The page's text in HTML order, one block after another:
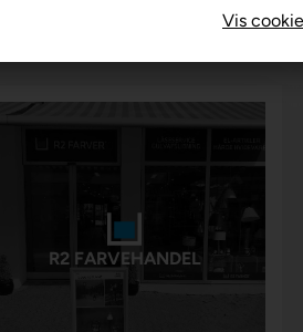
Vis
R2 FARVEHANDEL